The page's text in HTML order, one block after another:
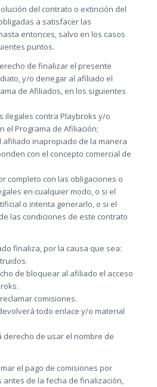
del contrato o extinción del
a satisfacer las
entonces, salvo en los casos
puntos.
de finalizar el presente
y/o denegar al afiliado el
de Afiliados, en los siguientes
ilegales contra Playbroks y/o
el Programa de Afiliación;
afiliado inapropiado de la manera
con el concepto comercial de
completo con las obligaciones o
en cualquier modo, o si el
o intenta generarlo, o si el
las condiciones de este contrato
finaliza, por la causa que sea:
de bloquear al afiliado el acceso
comisiones.
todo enlace y/o material
derecho de usar el nombre de
el pago de comisiones por
de la fecha de finalización,